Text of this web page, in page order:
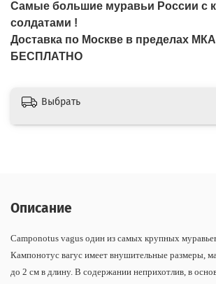
Самые большие муравьи России с
солдатами !
Доставка по Москве в пределах
БЕСПЛАТНО
Выбрать
Описание
Camponotus vagus один из самых крупных
Кампонотус вагус имеет внушительные размеры,
до 2 см в длину. В содержании неприхотлив, в